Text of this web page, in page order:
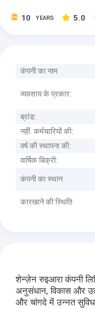
10 YEARS 5.0
कंपनी का नाम
व्यवसाय के प्रकार:
ब्रांड:
नहीं. कर्मचारियों की:
वर्ष की स्थापना की:
वार्षिक बिक्री:
कंपनी का स्थान
कारखाने की स्थिति
शेन्ज़ेन रुइआरा कंपनी
अनुसंधान, विकास और
और चांगदे में उन्नत